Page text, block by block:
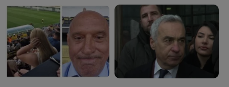
neagă informațiile că
avioanele ucrainene din
apropierea dronei ar fi
fost încărcate cu muniție